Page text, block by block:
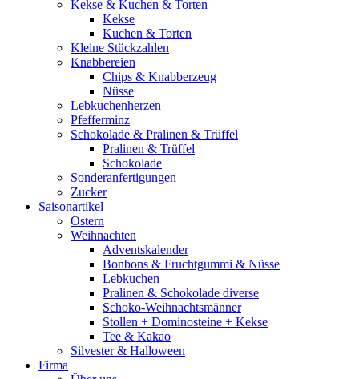
Kekse & Kuchen & Torten
Kekse
Kuchen & Torten
Kleine Stückzahlen
Knabbereien
Chips & Knabberzeug
Nüsse
Lebkuchenherzen
Pfefferminz
Schokolade & Pralinen & Trüffel
Pralinen & Trüffel
Schokolade
Sonderanfertigungen
Zucker
Saisonartikel
Ostern
Weihnachten
Adventskalender
Bonbons & Fruchtgummi & Nüsse
Lebkuchen
Pralinen & Schokolade diverse
Schoko-Weihnachtsmänner
Stollen + Dominosteine + Kekse
Tee & Kakao
Silvester & Halloween
Firma